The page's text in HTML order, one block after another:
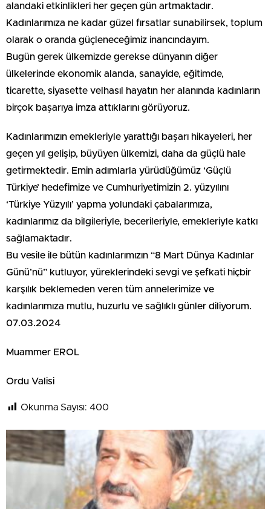
alandaki etkinlikleri her geçen gün artmaktadır.
Kadınlarımıza ne kadar güzel fırsatlar sunabilirsek, toplum
olarak o oranda güçleneceğimiz inancındayım.
Bugün gerek ülkemizde gerekse dünyanın diğer
ülkelerinde ekonomik alanda, sanayide, eğitimde,
ticarette, siyasette velhasıl hayatın her alanında kadınların
birçok başarıya imza attıklarını görüyoruz.
Kadınlarımızın emekleriyle yarattığı başarı hikayeleri, her
geçen yıl gelişip, büyüyen ülkemizi, daha da güçlü hale
getirmektedir. Emin adımlarla yürüdüğümüz ‘Güçlü
Türkiye’ hedefimize ve Cumhuriyetimizin 2. yüzyılını
‘Türkiye Yüzyılı’ yapma yolundaki çabalarımıza,
kadınlarımız da bilgileriyle, becerileriyle, emekleriyle katkı
sağlamaktadır.
Bu vesile ile bütün kadınlarımızın “8 Mart Dünya Kadınlar
Günü’nü” kutluyor, yüreklerindeki sevgi ve şefkati hiçbir
karşılık beklemeden veren tüm annelerimize ve
kadınlarımıza mutlu, huzurlu ve sağlıklı günler diliyorum.
07.03.2024
Muammer EROL
Ordu Valisi
Okunma Sayısı: 400